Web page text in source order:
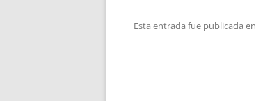
Esta entrada fue publicada en